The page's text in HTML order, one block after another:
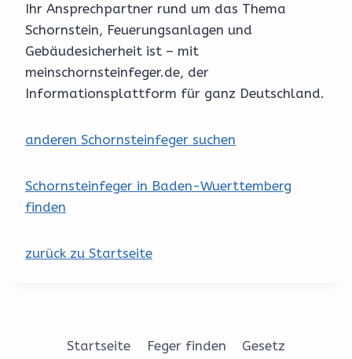
Ihr Ansprechpartner rund um das Thema
Schornstein, Feuerungsanlagen und
Gebäudesicherheit ist – mit
meinschornsteinfeger.de, der
Informationsplattform für ganz Deutschland.
anderen Schornsteinfeger suchen
Schornsteinfeger in Baden-Wuerttemberg
finden
zurück zu Startseite
Startseite Feger finden Gesetz